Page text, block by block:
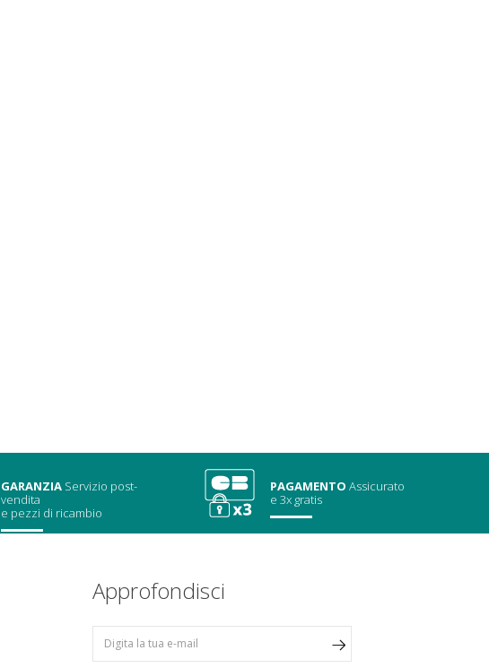
GARANZIA Servizio post-
vendita
e pezzi di ricambio
PAGAMENTO Assicurato
e 3x gratis
Approfondisci